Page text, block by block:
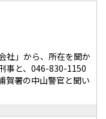
社」から、所在を聞か
事と、046-830-1150
賀署の中山警官と聞い